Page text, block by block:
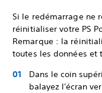
Si le redémarrage ne
réinitialiser votre PS
Remarque : la
toutes les données et
Dans le coin
balayez l'écran